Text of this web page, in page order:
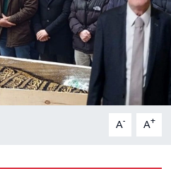
A- A+